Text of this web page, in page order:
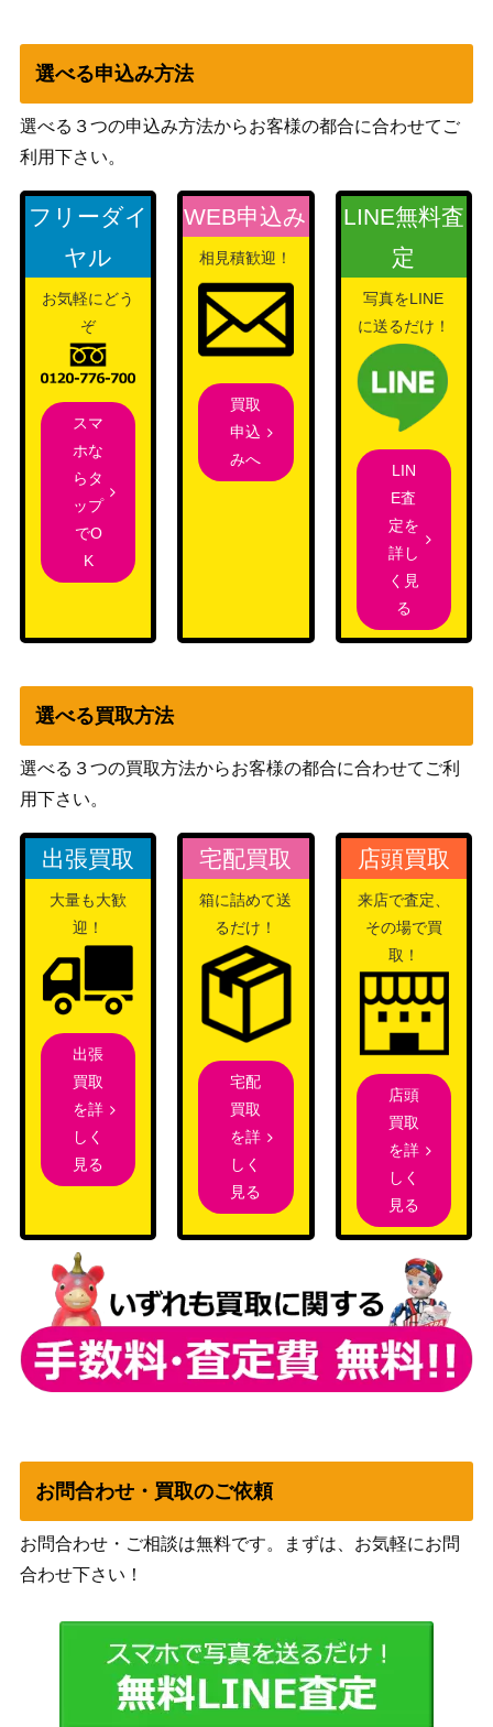
“Halloween Night”
メグ (GU/W88-06
ブシロード
（ご注文はうさぎですか？
BLOOM）
いつも通り 美竹蘭
（BD/WE42-051S
（バンドリ！ ガールズバンド
パーティ！ Countdown
Collection）
5,000
“成子坂のかしまし
オタク”シタラ【A
GS/W108-004S
P】
ブシロード
（アリス・ギア・アイギス）
7,500
スマホ越しのはに
かみ 西木野 真姫
【SIL/W109-097S
（ラブライブ！スクールアイ
ドルフェスティバル2）
5,500
P)
15,000
サトノダイヤモン
32SP）
ブシロード
スターライトビー
（UMA/W106-086
SP）
（ウマ娘）
4,500
誘惑テクニック 百
瀬莉緒（SSP）IA
S/IMS
ブシロード 3,000
私のキラめき 大場
なな（STR）RSL
ブシロード
25,000
看板プレイヤー メ
イプル(BFR/S78-T
01SP)
ブシロード
（痛いのは嫌なので防御力に
極振りしたいと思います。 ト
ライアルデッキ＋）
17,000
完全なる存在DIO&
ザ・ワールド（JJ/
SE41-17SP）
ブシロード
（ジョジョの奇妙な冒険 スタ
ーダストクルセイダース）
14,000
ブシロード
（推しの子）
8,000
一緒にお出かけ 出
海 (SHS/W98-002
SP)
（冴えない彼女の育てかた
Fine）
2,000
ありのままでいら
れる瞬間 リコ【Y
ブシロード
一途な乙女 中野
1OFR)
ブシロード
（五等分の花嫁∬）
“Astral Harmon
34-01SP)
SUILEN）
対峙の時 ヘカテー
【SS/WE41-53S
ブシロード
（灼眼のシャナ）
選べる申込み方法
選べる３つの申込み方法からお客様の都合に合わせてご
利用下さい。
フリーダイ
ヤル
お気軽にどう
ぞ
スマ
ホな
らタ
ップ
でO
K
WEB申込み
相見積歓迎！
買取
申込
みへ
LINE無料査
定
写真をLINE
に送るだけ！
LIN
E査
定を
詳し
く見
る
選べる買取方法
選べる３つの買取方法からお客様の都合に合わせてご利
用下さい。
出張買取
大量も大歓
迎！
出張
買取
を詳
しく
見る
宅配買取
箱に詰めて送
るだけ！
宅配
買取
を詳
しく
見る
店頭買取
来店で査定、
その場で買
取！
店頭
買取
を詳
しく
見る
お問合わせ・買取のご依頼
お問合わせ・ご相談は無料です。まずは、お気軽にお問
合わせ下さい！